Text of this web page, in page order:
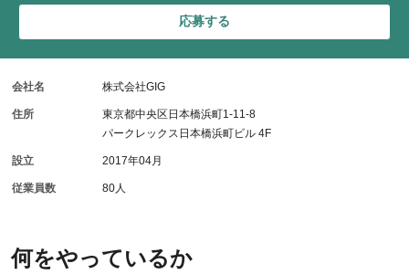
何をやっているか
応募する
会社名 株式会社GIG
住所
東京都中央区日本橋浜町1-11-8
パークレックス日本橋浜町ビル 4F
設立 2017年04月
従業員数 80人